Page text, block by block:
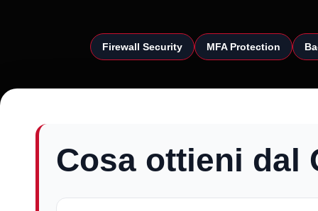
Firewall Security MFA Protection
Cosa ottieni dal